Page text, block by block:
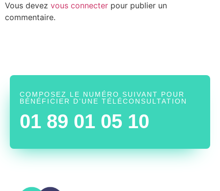
Vous devez vous connecter pour publier un
commentaire.
COMPOSEZ LE NUMÉRO SUIVANT POUR
BÉNÉFICIER D’UNE TÉLÉCONSULTATION
01 89 01 05 10